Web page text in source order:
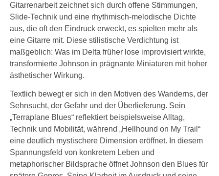
Gitarrenarbeit zeichnet sich durch offene Stimmungen,
Slide-Technik und eine rhythmisch-melodische Dichte
aus, die oft den Eindruck erweckt, es spielten mehr als
eine Gitarre mit. Diese stilistische Verdichtung ist
maßgeblich: Was im Delta früher lose improvisiert wirkte,
transformierte Johnson in prägnante Miniaturen mit hoher
ästhetischer Wirkung.
Textlich bewegt er sich in den Motiven des Wanderns, der
Sehnsucht, der Gefahr und der Überlieferung. Sein
„Terraplane Blues“ reflektiert beispielsweise Alltag,
Technik und Mobilität, während „Hellhound on My Trail“
eine deutlich mystischere Dimension eröffnet. In diesem
Spannungsfeld von konkretem Leben und
metaphorischer Bildsprache öffnet Johnson den Blues für